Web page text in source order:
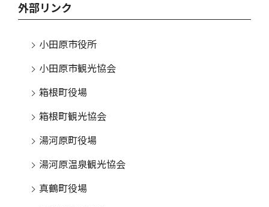
外部リンク
小田原市役所
小田原市観光協会
箱根町役場
箱根町観光協会
湯河原町役場
湯河原温泉観光協会
真鶴町役場